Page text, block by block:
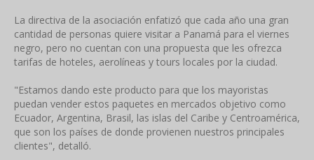
La directiva de la asociación enfatizó que cada año una gran
cantidad de personas quiere visitar a Panamá para el viernes
negro, pero no cuentan con una propuesta que les ofrezca
tarifas de hoteles, aerolíneas y tours locales por la ciudad.
"Estamos dando este producto para que los mayoristas
puedan vender estos paquetes en mercados objetivo como
Ecuador, Argentina, Brasil, las islas del Caribe y Centroamérica,
que son los países de donde provienen nuestros principales
clientes", detalló.